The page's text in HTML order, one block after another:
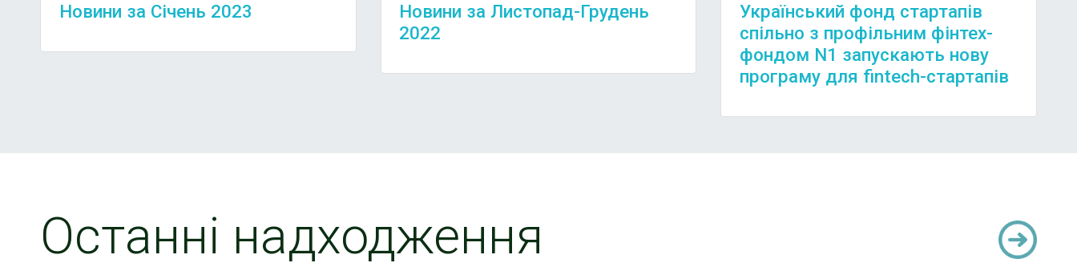
Новини за Січень 2023
Новини за Листопад-Грудень
2022
Український фонд стартапів
спільно з профільним фінтех-
фондом N1 запускають нову
програму для fintech-стартапів
Останні надходження